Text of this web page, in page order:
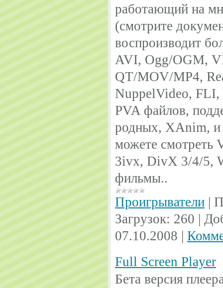
работающий на
(смотрите
воспроизводит
AVI, Ogg/OGM,
QT/MOV/MP4,
NuppelVideo,
PVA файлов,
родных, XAnim,
можете смотреть
3ivx, DivX 3/4/5,
фильмы..
Проигрыватели |
Загрузок: 260 |
07.10.2008 |
Full Screen Player
Бета версия